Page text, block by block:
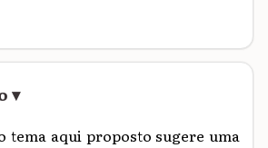
▾
tema aqui proposto sugere uma